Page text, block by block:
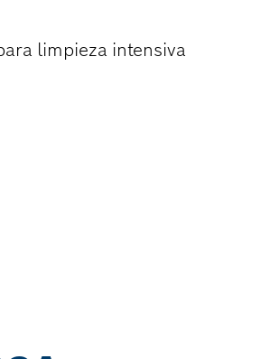
limpieza intensiva